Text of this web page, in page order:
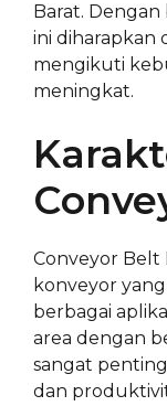
Barat.
ini diharapkan
mengikuti
meningkat.
Conveyor Belt
konveyor
berbagai
area dengan
sangat
dan